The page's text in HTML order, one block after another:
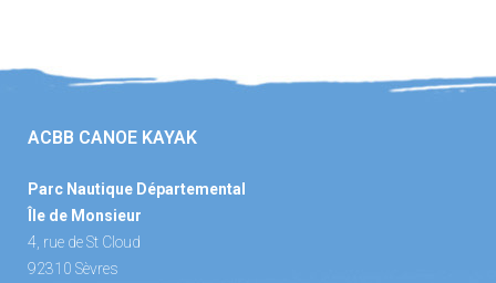
ACBB CANOE KAYAK
Parc Nautique Départemental
Île de Monsieur
4, rue de St Cloud
92310 Sèvres